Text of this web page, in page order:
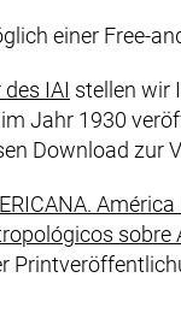
einer Free-
IAI (externer
stellen wir
Jahr 1930
Download zur
sobre
Print